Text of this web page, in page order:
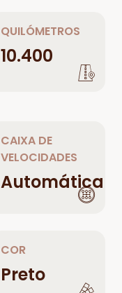
QUILÓMETROS
10.400
CAIXA DE
VELOCIDADES
Automática
COR
Preto